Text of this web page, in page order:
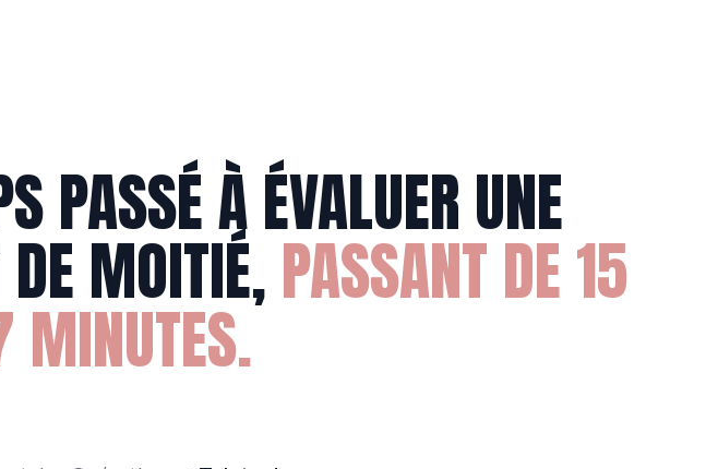
PASSÉ À ÉVALUER UNE
DE MOITIÉ,PASSANT DE 15
MINUTES.